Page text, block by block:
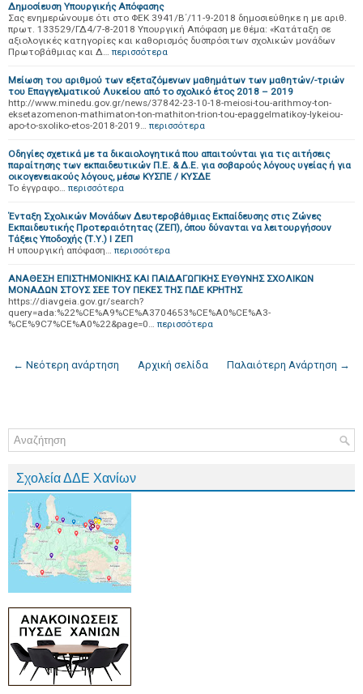
Δημοσίευση Υπουργικής Απόφασης
Σας ενημερώνουμε ότι στο ΦΕΚ 3941/Β΄/11-9-2018 δημοσιεύθηκε η με αριθ.
πρωτ. 133529/ΓΔ4/7-8-2018 Υπουργική Απόφαση με θέμα: «Κατάταξη σε
αξιολογικές κατηγορίες και καθορισμός δυσπρόσιτων σχολικών μονάδων
Πρωτοβάθμιας και Δ… περισσότερα
Μείωση του αριθμού των εξεταζόμενων μαθημάτων των μαθητών/-τριών
του Επαγγελματικού Λυκείου από το σχολικό έτος 2018 – 2019
http://www.minedu.gov.gr/news/37842-23-10-18-meiosi-tou-arithmoy-ton-
eksetazomenon-mathimaton-ton-mathiton-trion-tou-epaggelmatikoy-lykeiou-
apo-to-sxoliko-etos-2018-2019… περισσότερα
Οδηγίες σχετικά με τα δικαιολογητικά που απαιτούνται για τις αιτήσεις
παραίτησης των εκπαιδευτικών Π.Ε. & Δ.Ε. για σοβαρούς λόγους υγείας ή για
οικογενειακούς λόγους, μέσω ΚΥΣΠΕ / ΚΥΣΔΕ
Το έγγραφο… περισσότερα
Ένταξη Σχολικών Μονάδων Δευτεροβάθμιας Εκπαίδευσης στις Ζώνες
Εκπαιδευτικής Προτεραιότητας (ΖΕΠ), όπου δύνανται να λειτουργήσουν
Τάξεις Υποδοχής (Τ.Υ.) Ι ΖΕΠ
H υπουργική απόφαση… περισσότερα
ΑΝΑΘΕΣΗ ΕΠΙΣΤΗΜΟΝΙΚΗΣ ΚΑΙ ΠΑΙΔΑΓΩΓΙΚΗΣ ΕΥΘΥΝΗΣ ΣΧΟΛΙΚΩΝ
ΜΟΝΑΔΩΝ ΣΤΟΥΣ ΣΕΕ ΤΟΥ ΠΕΚΕΣ ΤΗΣ ΠΔΕ ΚΡΗΤΗΣ
https://diavgeia.gov.gr/search?
query=ada:%22%CE%A9%CE%A3704653%CE%A0%CE%A3-
%CE%9C7%CE%A0%22&page=0… περισσότερα
← Νεότερη ανάρτηση Παλαιότερη Ανάρτηση →
Αρχική σελίδα
Σχολεία ΔΔΕ Χανίων